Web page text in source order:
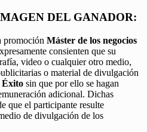
DEL GANADOR:
promoción Máster de los negocios
consienten que su
video o cualquier otro medio,
o material de divulgación
Éxito sin que por ello se hagan
adicional. Dichas
que el participante resulte
de divulgación de los